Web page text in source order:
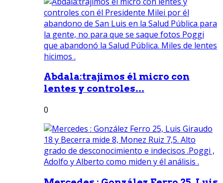
Abdala:trajimos él micro con
lentes y controles...
0